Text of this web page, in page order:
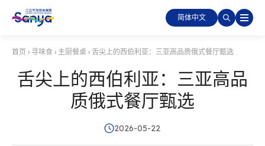
简体中文
首页 › 寻味食 › 主厨餐桌 › 舌尖上的西伯利亚：三亚高品质俄式餐厅甄选
舌尖上的西伯利亚：三亚高品
质俄式餐厅甄选
2026-05-22